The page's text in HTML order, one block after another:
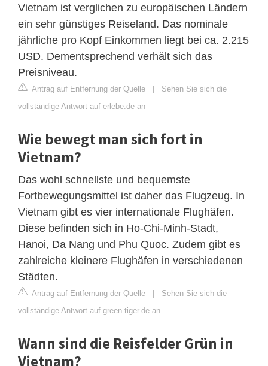
Vietnam ist verglichen zu europäischen Ländern
ein sehr günstiges Reiseland. Das nominale
jährliche pro Kopf Einkommen liegt bei ca. 2.215
USD. Dementsprechend verhält sich das
Preisniveau.
Antrag auf Entfernung der Quelle | Sehen Sie sich die
vollständige Antwort auf erlebe.de an
Wie bewegt man sich fort in
Vietnam?
Das wohl schnellste und bequemste
Fortbewegungsmittel ist daher das Flugzeug. In
Vietnam gibt es vier internationale Flughäfen.
Diese befinden sich in Ho-Chi-Minh-Stadt,
Hanoi, Da Nang und Phu Quoc. Zudem gibt es
zahlreiche kleinere Flughäfen in verschiedenen
Städten.
Antrag auf Entfernung der Quelle | Sehen Sie sich die
vollständige Antwort auf green-tiger.de an
Wann sind die Reisfelder Grün in
Vietnam?